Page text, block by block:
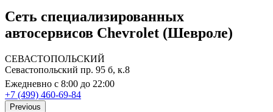
Сеть специализированных
автосервисов Chevrolet (Шевроле)
СЕВАСТОПОЛЬСКИЙ
Севастопольский пр. 95 б, к.8
Ежедневно с 8:00 до 22:00
+7 (499) 460-69-84
Previous